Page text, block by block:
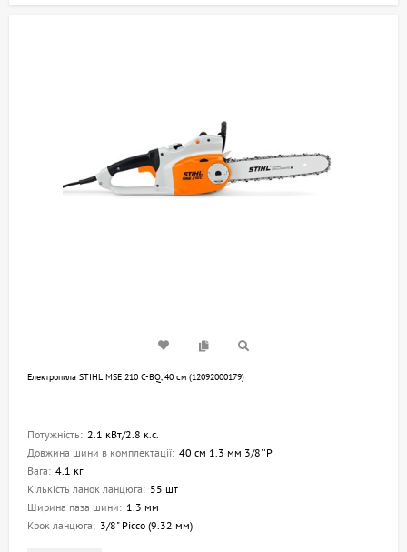
Електропила STIHL MSE 210 С-BQ, 40 см (12092000179)
Потужність: 2.1 кВт/2.8 к.с.
Довжина шини в комплектації: 40 см 1.3 мм 3/8''P
Вага: 4.1 кг
Кількість ланок ланцюга: 55 шт
Ширина паза шини: 1.3 мм
Крок ланцюга: 3/8" Picco (9.32 мм)